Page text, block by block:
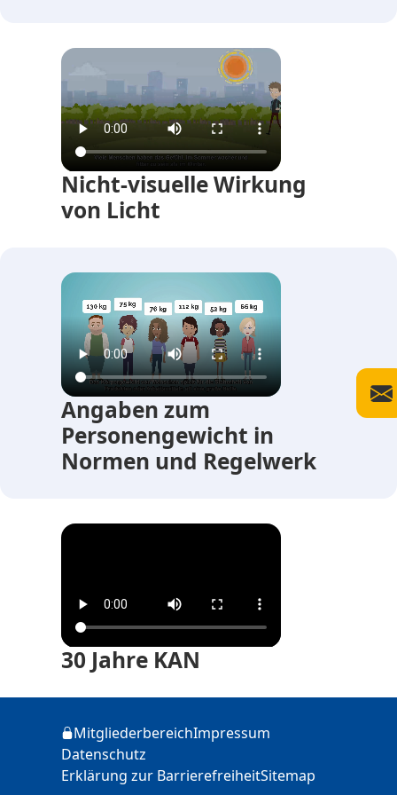
Nicht-visuelle Wirkung
von Licht
Angaben zum
Personengewicht in
Normen und Regelwerk
30 Jahre KAN
Login
MitgliederbereichImpressum
Datenschutz
Erklärung zur BarrierefreiheitSitemap